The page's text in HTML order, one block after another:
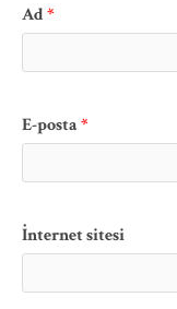
Ad*
E-posta*
İnternet sitesi